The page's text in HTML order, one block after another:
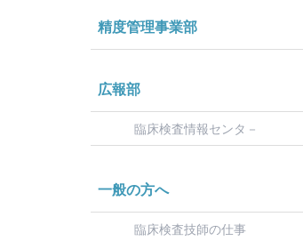
精度管理事業部
広報部
臨床検査情報センタ－
一般の方へ
臨床検査技師の仕事